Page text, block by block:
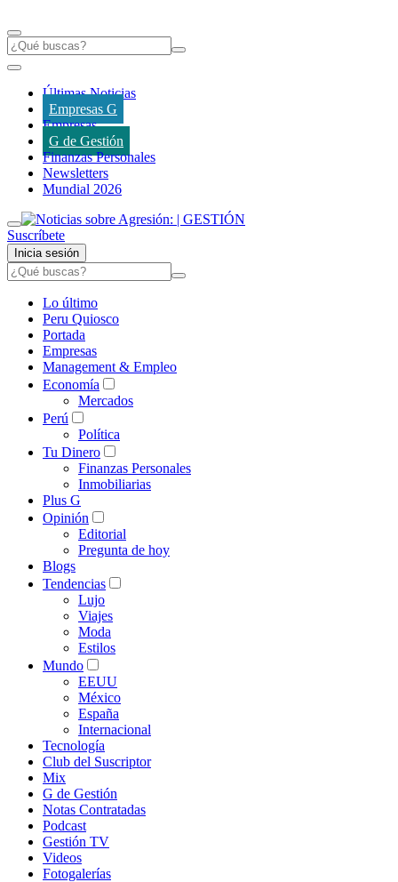
Últimas Noticias
Empresas G
Empresas
G de Gestión
Finanzas Personales
Newsletters
Mundial 2026
Suscríbete
Inicia sesión
Lo último
Peru Quiosco
Portada
Empresas
Management & Empleo
Economía
Mercados
Perú
Política
Tu Dinero
Finanzas Personales
Inmobiliarias
Plus G
Opinión
Editorial
Pregunta de hoy
Blogs
Tendencias
Lujo
Viajes
Moda
Estilos
Mundo
EEUU
México
España
Internacional
Tecnología
Club del Suscriptor
Mix
G de Gestión
Notas Contratadas
Podcast
Gestión TV
Videos
Fotogalerías